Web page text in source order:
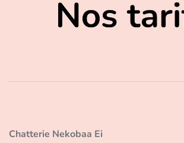
Chatterie Nekobaa Ei